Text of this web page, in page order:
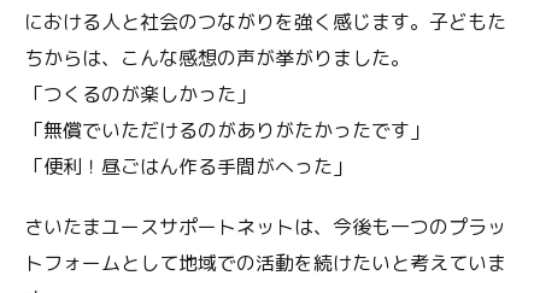
における人と社会のつながりを強く感じます。子どもた
ちからは、こんな感想の声が挙がりました。
「つくるのが楽しかった」
「無償でいただけるのがありがたかったです」
「便利！昼ごはん作る手間がへった」
さいたまユースサポートネットは、今後も一つのプラッ
トフォームとして地域での活動を続けたいと考えていま